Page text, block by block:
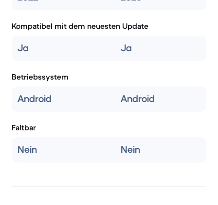
Kompatibel mit dem neuesten Update
Ja Ja
Betriebssystem
Android Android
Faltbar
Nein Nein